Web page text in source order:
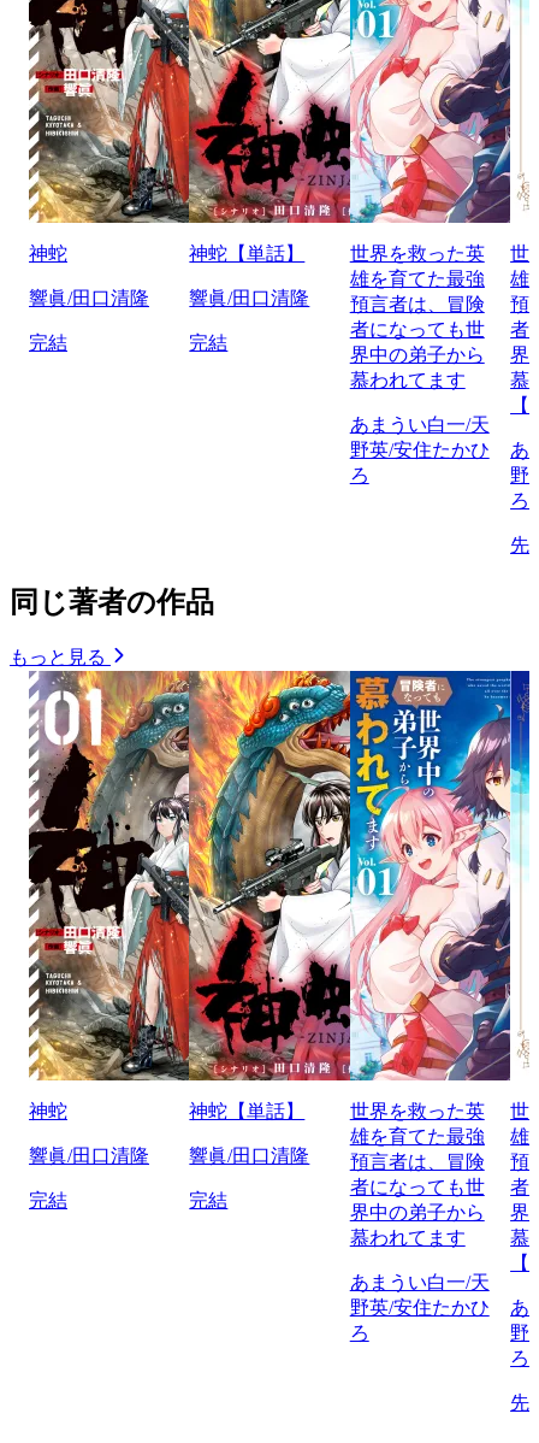
神蛇
響眞/田口清隆
完結
神蛇【単話】
響眞/田口清隆
完結
世界を救った英
雄を育てた最強
預言者は、冒険
者になっても世
界中の弟子から
慕われてます
あまうい白一/天
野英/安住たかひ
ろ
世
雄
預
者
界
慕
あ
野
ろ
先
同じ著者の作品
もっと見る
神蛇
響眞/田口清隆
完結
神蛇【単話】
響眞/田口清隆
完結
世界を救った英
雄を育てた最強
預言者は、冒険
者になっても世
界中の弟子から
慕われてます
あまうい白一/天
野英/安住たかひ
ろ
世
雄
預
者
界
慕
あ
野
ろ
先